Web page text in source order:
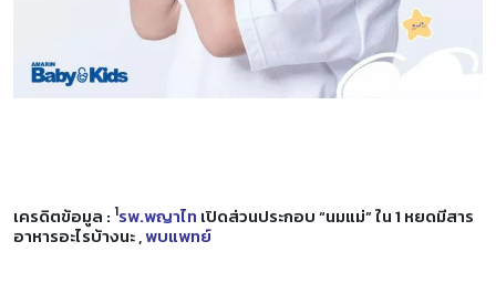
เครดิตข้อมูล : 1รพ.พญาไท เปิดส่วนประกอบ “นมแม่” ใน 1 หยดมีสาร
อาหารอะไรบ้างนะ ,พบแพทย์